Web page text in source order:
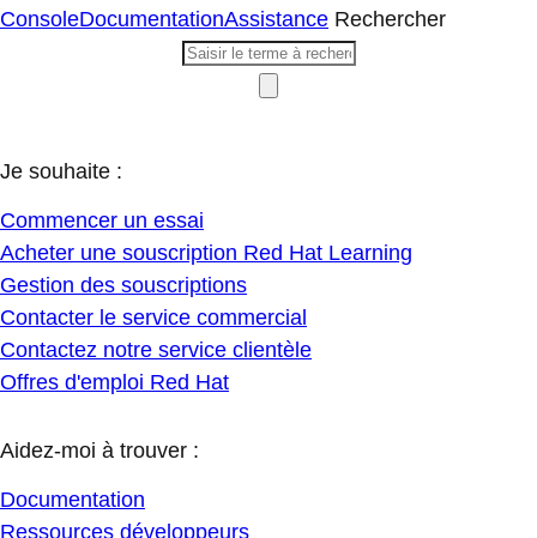
ConsoleDocumentationAssistance Rechercher
Je souhaite :
Commencer un essai
Acheter une souscription Red Hat Learning
Gestion des souscriptions
Contacter le service commercial
Contactez notre service clientèle
Offres d'emploi Red Hat
Aidez-moi à trouver :
Documentation
Ressources développeurs